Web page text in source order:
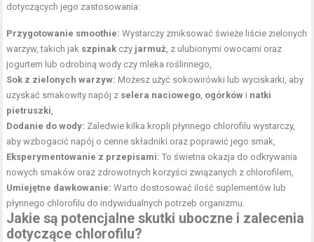
dotyczących jego zastosowania:
Przygotowanie smoothie: Wystarczy zmiksować świeże liście zielonych
warzyw, takich jak szpinak czy jarmuż , z ulubionymi owocami oraz
jogurtem lub odrobiną wody czy mleka roślinnego,
Sok z zielonych warzyw: Możesz użyć sokowirówki lub wyciskarki, aby
uzyskać smakowity napój z selera naciowego ogórków i natki
pietruszki
Dodanie do wody: Zaledwie kilka kropli płynnego chlorofilu wystarczy,
aby wzbogacić napój o cenne składniki oraz poprawić jego smak,
Eksperymentowanie z przepisami: To świetna okazja do odkrywania
nowych smaków oraz zdrowotnych korzyści związanych z chlorofilem,
Umiejętne dawkowanie: Warto dostosować ilość suplementów lub
płynnego chlorofilu do indywidualnych potrzeb organizmu.
Jakie są potencjalne skutki uboczne i zalecenia
dotyczące chlorofilu?